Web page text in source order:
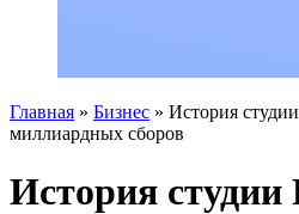
Главная » Бизнес » История
миллиардных сборов
История